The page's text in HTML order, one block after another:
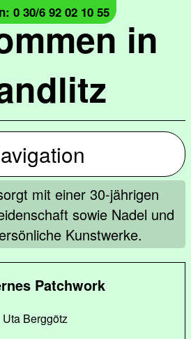
in
0 30/6 92 02 10 55
mit einer 30-jährigen
sowie Nadel und
Kunstwerke.
Patchwork
Uta Berggötz